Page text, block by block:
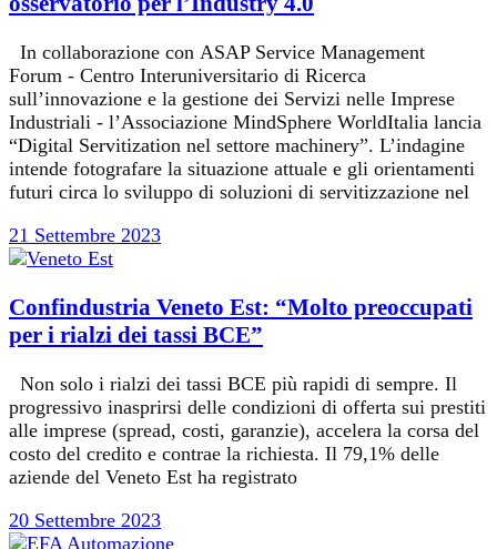
In collaborazione con ASAP Service Management
Forum - Centro Interuniversitario di Ricerca
sull’innovazione e la gestione dei Servizi nelle Imprese
Industriali - l’Associazione MindSphere WorldItalia lancia
“Digital Servitization nel settore machinery”. L’indagine
intende fotografare la situazione attuale e gli orientamenti
futuri circa lo sviluppo di soluzioni di servitizzazione nel
21 Settembre 2023
Confindustria Veneto Est: “Molto preoccupati
per i rialzi dei tassi BCE”
Non solo i rialzi dei tassi BCE più rapidi di sempre. Il
progressivo inasprirsi delle condizioni di offerta sui prestiti
alle imprese (spread, costi, garanzie), accelera la corsa del
costo del credito e contrae la richiesta. Il 79,1% delle
aziende del Veneto Est ha registrato
20 Settembre 2023